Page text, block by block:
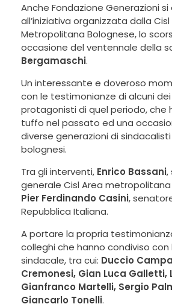
Anche Fondazione Generazioni si
all’iniziativa organizzata dalla Cisl
Metropolitana Bolognese, lo
occasione del ventennale della
Bergamaschi.
Un interessante e doveroso
con le testimonianze di alcuni
protagonisti di quel periodo, che
tuffo nel passato ed una
diverse generazioni di
bolognesi.
Tra gli interventi, Enrico Bassani,
generale Cisl Area
Pier Ferdinando Casini,
Repubblica Italiana.
A portare la propria
colleghi che hanno condiviso
sindacale, tra cui: Duccio
Cremonesi, Gian Luca Galletti,
Gianfranco Martelli, Sergio
Giancarlo Tonelli.